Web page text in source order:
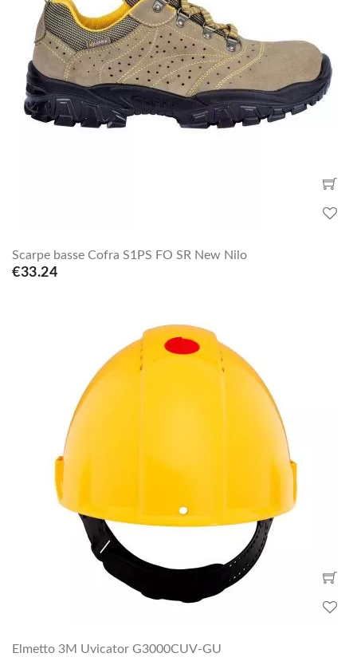
Scarpe basse Cofra S1PS FO SR New Nilo
€33.24
Elmetto 3M Uvicator G3000CUV-GU